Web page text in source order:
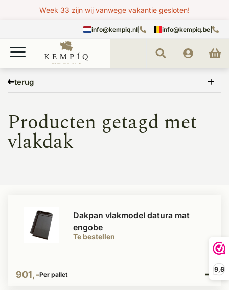
9,6
Week 33 zijn wij vanwege vakantie gesloten!
info@kempiq.nl info@kempiq.be
terug
vlakdak
Producten getagd met
vlakdak
Te bestellen
Dakpan vlakmodel datura mat
engobe
901,-Per pallet